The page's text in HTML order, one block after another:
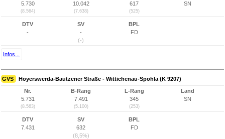
5.730
(8.564)
10.042
(7.638)
617
(525)
SN
DTV
-
SV
-
(-)
BPL
FD
Infos...
GVS Hoyerswerda-Bautzener Straße - Wittichenau-Spohla (K 9207)
Nr.
5.731
(8.563)
B-Rang
7.491
(5.100)
L-Rang
345
(253)
Land
SN
DTV
7.431
SV
632
(8,5%)
BPL
FD